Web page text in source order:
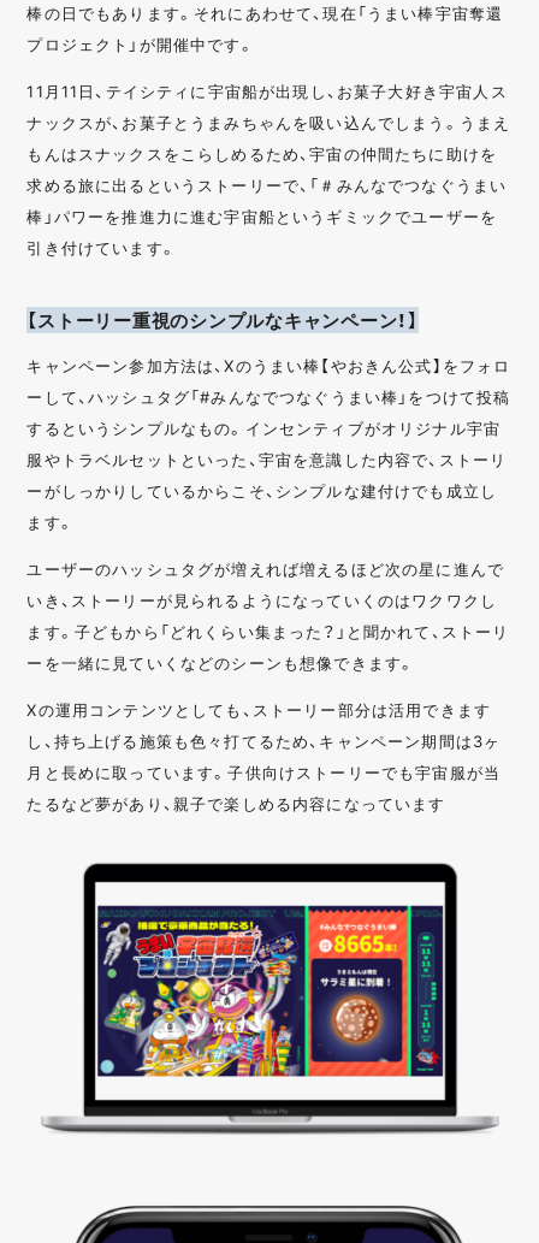
棒の日でもあります。それにあわせて、現在「うまい棒宇宙奪還
プロジェクト」が開催中です。
11月11日、テイシティに宇宙船が出現し、お菓子大好き宇宙人ス
ナックスが、お菓子とうまみちゃんを吸い込んでしまう。うまえ
もんはスナックスをこらしめるため、宇宙の仲間たちに助けを
求める旅に出るというストーリーで、「＃みんなでつなぐうまい
棒」パワーを推進力に進む宇宙船というギミックでユーザーを
引き付けています。
【ストーリー重視のシンプルなキャンペーン！】
キャンペーン参加方法は、Xのうまい棒【やおきん公式】をフォロ
ーして、ハッシュタグ「#みんなでつなぐうまい棒」をつけて投稿
するというシンプルなもの。インセンティブがオリジナル宇宙
服やトラベルセットといった、宇宙を意識した内容で、ストーリ
ーがしっかりしているからこそ、シンプルな建付けでも成立し
ます。
ユーザーのハッシュタグが増えれば増えるほど次の星に進んで
いき、ストーリーが見られるようになっていくのはワクワクし
ます。子どもから「どれくらい集まった？」と聞かれて、ストーリ
ーを一緒に見ていくなどのシーンも想像できます。
Xの運用コンテンツとしても、ストーリー部分は活用できます
し、持ち上げる施策も色々打てるため、キャンペーン期間は3ヶ
月と長めに取っています。子供向けストーリーでも宇宙服が当
たるなど夢があり、親子で楽しめる内容になっています